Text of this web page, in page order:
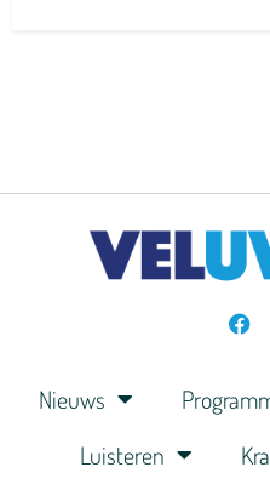
Nieuws
Luisteren